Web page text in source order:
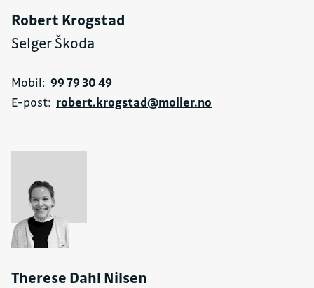
Robert Krogstad
Selger Škoda
Mobil: 99 79 30 49
E-post: robert.krogstad@moller.no
Therese Dahl Nilsen